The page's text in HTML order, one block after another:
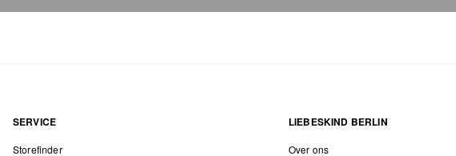
SERVICE
Storefinder
LIEBESKIND BERLIN
Over ons